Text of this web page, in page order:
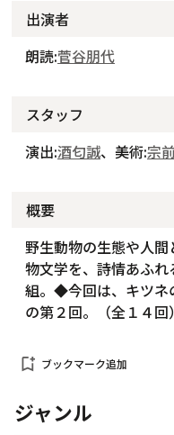
出演者
朗読:菅谷朋代
スタッフ
演出:酒匂誠、美術:宗
概要
野生動物の生態や人
物文学を、詩情あふ
組。◆今回は、キツネ
の第２回。（全１４回）
bookmark_add ブックマーク追加
ジャンル